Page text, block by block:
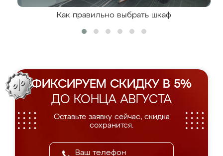
Как правильно выбрать шкаф
ФИКСИРУЕМ СКИДКУ В 5%
ДО КОНЦА АВГУСТА
Оставьте заявку сейчас, скидка
сохранится.